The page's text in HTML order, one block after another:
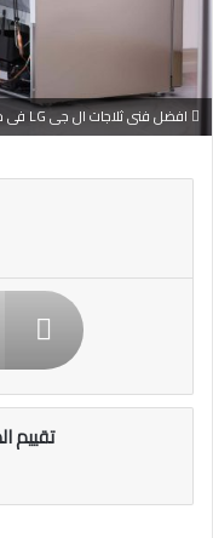
افضل فنى ثلاجات ال جى LG فى حدائق الاهرام
تقييم